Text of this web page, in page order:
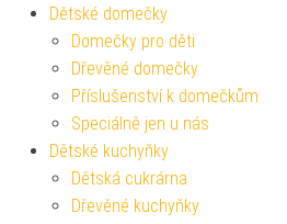
Dětské domečky
Domečky pro děti
Dřevěné domečky
Příslušenství k domečkům
Speciálně jen u nás
Dětské kuchyňky
Dětská cukrárna
Dřevěné kuchyňky